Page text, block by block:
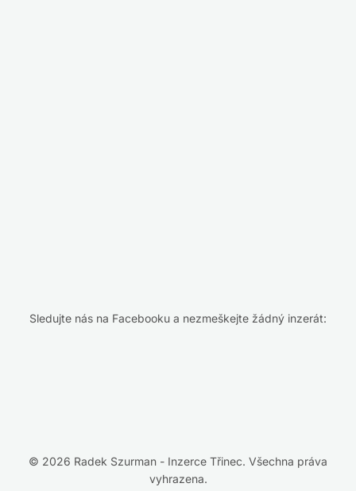
Sledujte nás na Facebooku a nezmeškejte žádný inzerát:
© 2026 Radek Szurman - Inzerce Třinec. Všechna práva
vyhrazena.